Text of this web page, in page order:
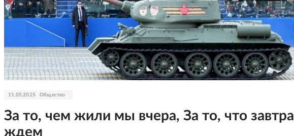
11.05.2025 Общество
За то, чем жили мы вчера, За то, что завтра
ждем